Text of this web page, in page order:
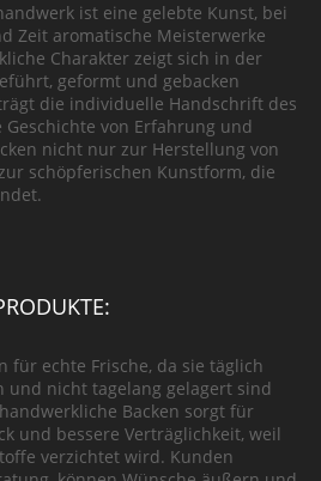
ist eine gelebte Kunst, bei
Zeit aromatische Meisterwerke
Charakter zeigt sich in der
geformt und gebacken
die individuelle Handschrift des
von Erfahrung und
nicht nur zur Herstellung von
schöpferischen Kunstform, die
für echte Frische, da sie täglich
und nicht tagelang gelagert sind
Backen sorgt für
und bessere Verträglichkeit, weil
verzichtet wird. Kunden